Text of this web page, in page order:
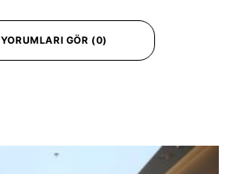
YORUMLARI GÖR (0)